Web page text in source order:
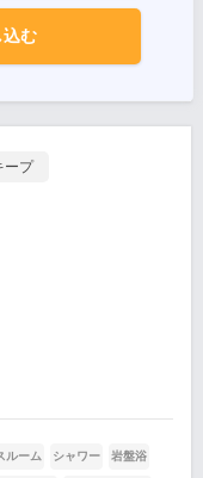
込む
ープ
ルーム シャワー 岩盤浴